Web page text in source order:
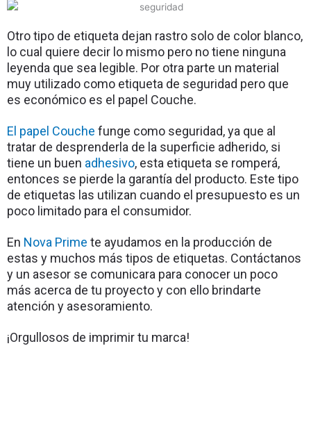
Otro tipo de etiqueta dejan rastro solo de color blanco,
lo cual quiere decir lo mismo pero no tiene ninguna
leyenda que sea legible. Por otra parte un material
muy utilizado como etiqueta de seguridad pero que
es económico es el papel Couche.
El papel Couche funge como seguridad, ya que al
tratar de desprenderla de la superficie adherido, si
tiene un buen adhesivo, esta etiqueta se romperá,
entonces se pierde la garantía del producto. Este tipo
de etiquetas las utilizan cuando el presupuesto es un
poco limitado para el consumidor.
En Nova Prime te ayudamos en la producción de
estas y muchos más tipos de etiquetas. Contáctanos
y un asesor se comunicara para conocer un poco
más acerca de tu proyecto y con ello brindarte
atención y asesoramiento.
¡Orgullosos de imprimir tu marca!